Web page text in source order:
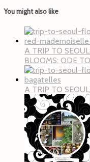
You might also like
A TRIP TO
BLOOMS: ODE
A TRIP TO